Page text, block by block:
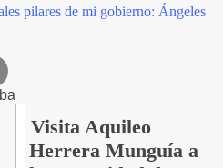
pilares de mi gobierno: Ángeles
Visita Aquileo
Herrera Munguía a